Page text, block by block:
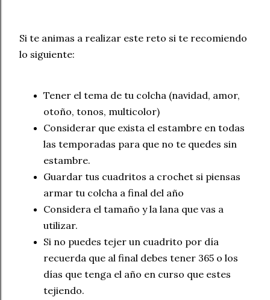
Si te animas a realizar este reto si te recomiendo
lo siguiente:
Tener el tema de tu colcha (navidad, amor,
otoño, tonos, multicolor)
Considerar que exista el estambre en todas
las temporadas para que no te quedes sin
estambre.
Guardar tus cuadritos a crochet si piensas
armar tu colcha a final del año
Considera el tamaño y la lana que vas a
utilizar.
Si no puedes tejer un cuadrito por día
recuerda que al final debes tener 365 o los
días que tenga el año en curso que estes
tejiendo.